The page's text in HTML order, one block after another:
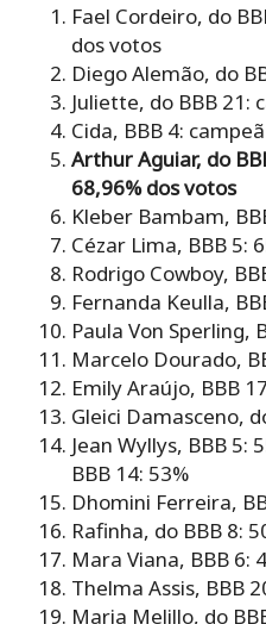
Fael Cordeiro, do
dos votos
Diego Alemão, do
Juliette, do BBB 21:
Cida, BBB 4:
Arthur Aguiar, do
68,96% dos votos
Kleber Bambam,
Cézar Lima, BBB 5:
Rodrigo Cowboy,
Fernanda Keulla,
Paula Von Sperling,
Marcelo Dourado,
Emily Araújo, BBB
Gleici Damasceno,
Jean Wyllys, BBB 5:
BBB 14: 53%
Dhomini Ferreira,
Rafinha, do BBB 8:
Mara Viana, BBB 6:
Thelma Assis, BBB
Maria Melillo, do